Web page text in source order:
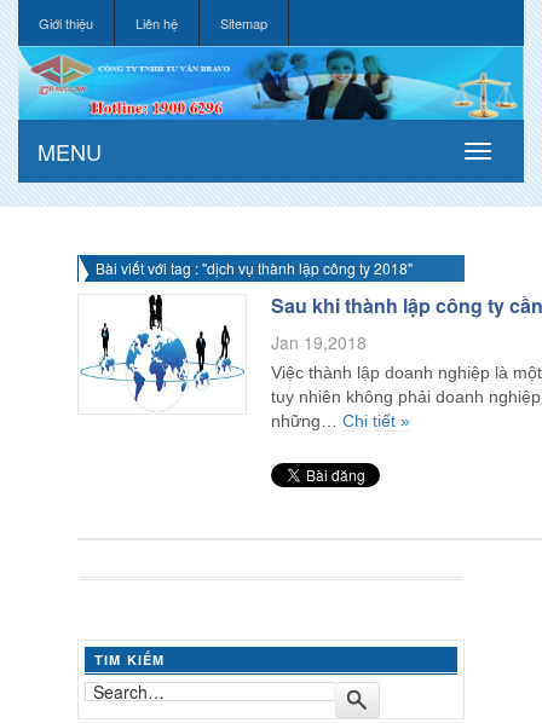
Giới thiệu Liên hệ Sitemap
MENU
Bài viết với tag : "dịch vụ thành lập công ty 2018"
Sau khi thành lập công ty
Jan 19,2018
Việc thành lập doanh nghiệp là
tuy nhiên không phải doanh
những…Chi tiết »
TIM KIẾM